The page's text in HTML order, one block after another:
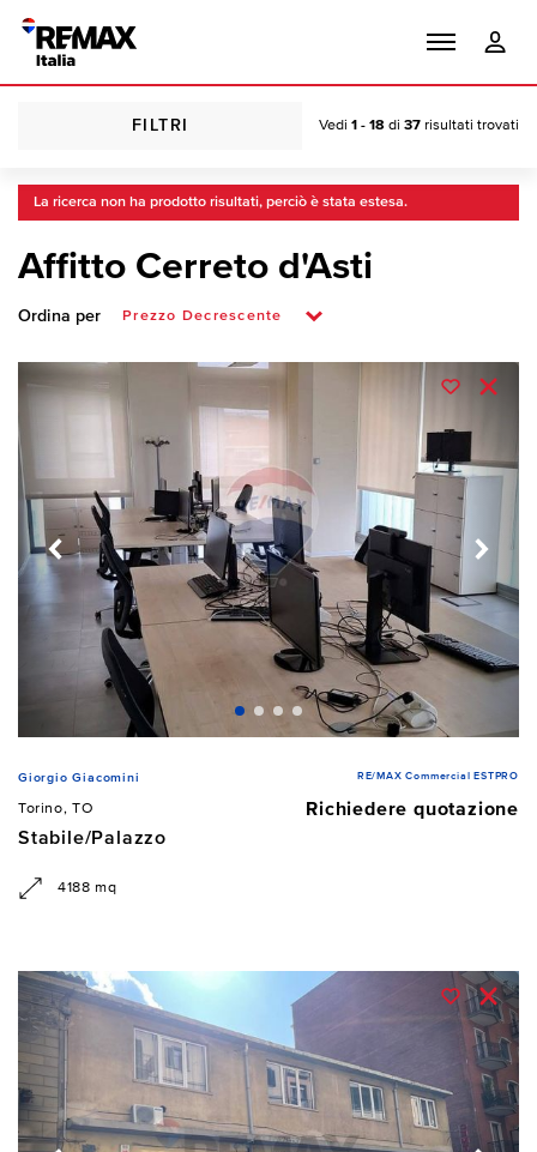
FILTRI Vedi 1 - 18 di 37 risultati trovati
La ricerca non ha prodotto risultati, perciò è stata estesa.
Affitto Cerreto d'Asti
Ordina per
Giorgio Giacomini RE/MAX Commercial ESTPRO
Torino, TO
Richiedere quotazione
Stabile/Palazzo
4188 mq